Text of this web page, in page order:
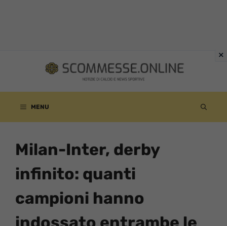
contenuto
MENU
Milan-Inter, derby
infinito: quanti
campioni hanno